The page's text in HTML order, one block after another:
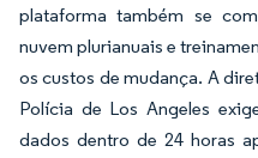
plataforma também se
nuvem plurianuais e
os custos de mudança. A
Polícia de Los Angeles
dados dentro de 24 horas